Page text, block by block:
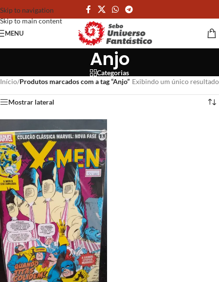
Skip to navigation
Skip to main content
MENU
Anjo
Categorias
Início/Produtos marcados com a tag “Anjo” Exibindo um único resultado
Mostrar lateral